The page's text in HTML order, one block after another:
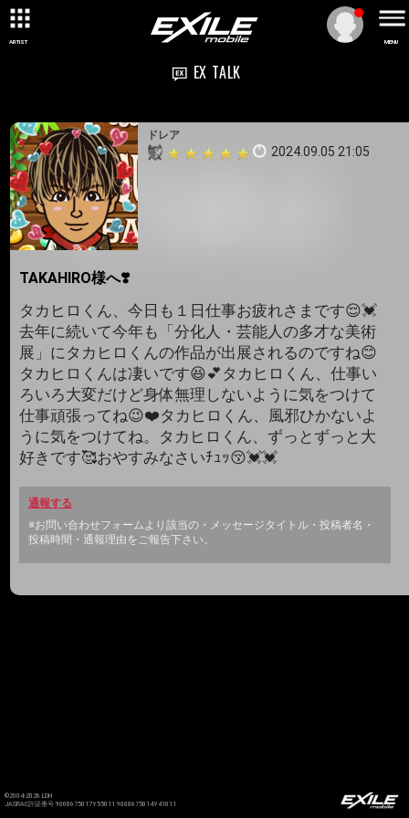
ARTIST MENU
EX TALK
ドレア
2024.09.05 21:05
TAKAHIRO様へ❣️
タカヒロくん、今日も１日仕事お疲れさまです😌💓
去年に続いて今年も「分化人・芸能人の多才な美術
展」にタカヒロくんの作品が出展されるのですね😊
タカヒロくんは凄いです😆💕タカヒロくん、仕事い
ろいろ大変だけど身体無理しないように気をつけて
仕事頑張ってね😉❤️タカヒロくん、風邪ひかないよ
うに気をつけてね。タカヒロくん、ずっとずっと大
好きです🥰おやすみなさいﾁｭｯ😚💓💓
通報する
※お問い合わせフォームより該当の・メッセージタイトル・投稿者名・
投稿時間・通報理由をご報告下さい。
©2004-2026 LDH
JASRAC許諾番号 9008675017Y55011 9008675014Y41011